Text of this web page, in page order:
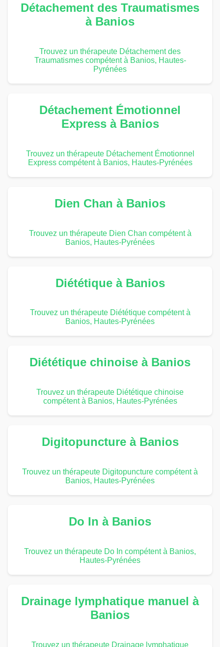
Détachement des Traumatismes
à Banios
Trouvez un thérapeute Détachement des
Traumatismes compétent à Banios, Hautes-
Pyrénées
Détachement Émotionnel
Express à Banios
Trouvez un thérapeute Détachement Émotionnel
Express compétent à Banios, Hautes-Pyrénées
Dien Chan à Banios
Trouvez un thérapeute Dien Chan compétent à
Banios, Hautes-Pyrénées
Diététique à Banios
Trouvez un thérapeute Diététique compétent à
Banios, Hautes-Pyrénées
Diététique chinoise à Banios
Trouvez un thérapeute Diététique chinoise
compétent à Banios, Hautes-Pyrénées
Digitopuncture à Banios
Trouvez un thérapeute Digitopuncture compétent à
Banios, Hautes-Pyrénées
Do In à Banios
Trouvez un thérapeute Do In compétent à Banios,
Hautes-Pyrénées
Drainage lymphatique manuel à
Banios
Trouvez un thérapeute Drainage lymphatique